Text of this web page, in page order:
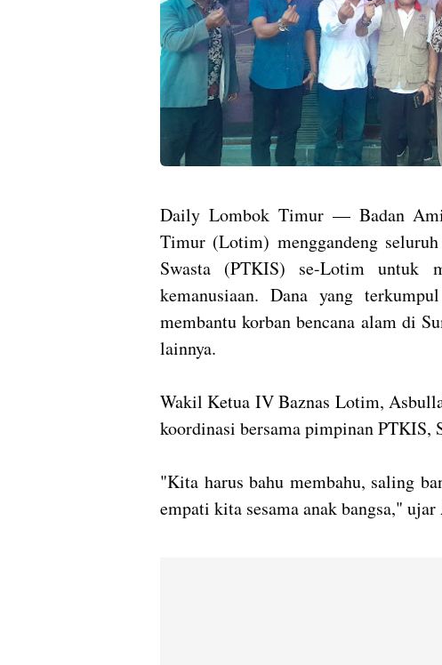
Daily Lombok Timur — Badan
Timur (Lotim) menggandeng
Swasta (PTKIS) se-Lotim untuk
kemanusiaan. Dana yang
membantu korban bencana alam di
lainnya.
Wakil Ketua IV Baznas Lotim,
koordinasi bersama pimpinan PTKIS,
"Kita harus bahu membahu, saling
empati kita sesama anak bangsa,"